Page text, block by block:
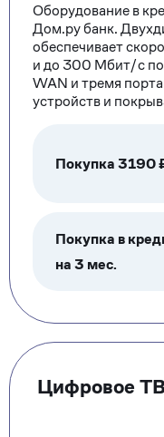
Оборудование в
Дом.ру банк.
обеспечивает
и до 300 Мбит/с
WAN и тремя
устройств и
Покупка3190
Покупка в
на 3 мес.
Цифровое ТВ